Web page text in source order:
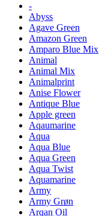
-
Abyss
Agave Green
Amazon Green
Amparo Blue Mix
Animal
Animal Mix
Animalprint
Anise Flower
Antique Blue
Apple green
Aqaumarine
Aqua
Aqua Blue
Aqua Green
Aqua Twist
Aquamarine
Army
Army Grøn
Arqan Oil